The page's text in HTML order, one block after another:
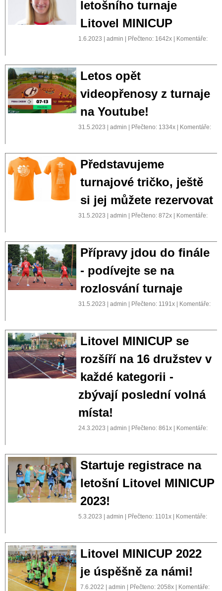
letošního turnaje
Litovel MINICUP
1.6.2023 | admin | Přečteno: 1642x | Komentáře:
Letos opět
videopřenosy z turnaje
na Youtube!
31.5.2023 | admin | Přečteno: 1334x | Komentáře:
Představujeme
turnajové tričko, ještě
si jej můžete rezervovat
31.5.2023 | admin | Přečteno: 872x | Komentáře:
Přípravy jdou do finále
- podívejte se na
rozlosvání turnaje
31.5.2023 | admin | Přečteno: 1191x | Komentáře:
Litovel MINICUP se
rozšíří na 16 družstev v
každé kategorii -
zbývají poslední volná
místa!
24.3.2023 | admin | Přečteno: 861x | Komentáře:
Startuje registrace na
letošní Litovel MINICUP
2023!
5.3.2023 | admin | Přečteno: 1101x | Komentáře:
Litovel MINICUP 2022
je úspěšně za námi!
7.6.2022 | admin | Přečteno: 2058x | Komentáře: